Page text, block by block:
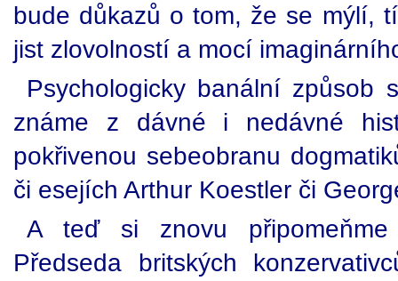
bude důkazů o tom, že se mýlí,
jist zlovolností a mocí
Psychologicky banální způsob
známe z dávné i nedávné
pokřivenou sebeobranu
či esejích Arthur Koestler či
A teď si znovu připomeňme
Předseda britských